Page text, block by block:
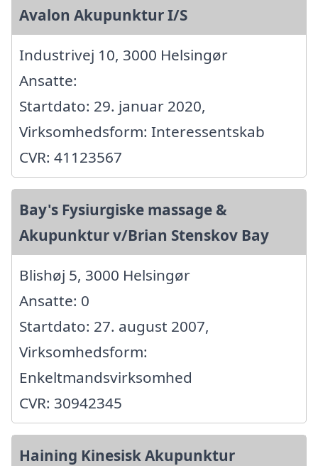
Avalon Akupunktur I/S
Industrivej 10, 3000 Helsingør
Ansatte:
Startdato: 29. januar 2020,
Virksomhedsform: Interessentskab
CVR: 41123567
Bay's Fysiurgiske massage &
Akupunktur v/Brian Stenskov Bay
Blishøj 5, 3000 Helsingør
Ansatte: 0
Startdato: 27. august 2007,
Virksomhedsform:
Enkeltmandsvirksomhed
CVR: 30942345
Haining Kinesisk Akupunktur